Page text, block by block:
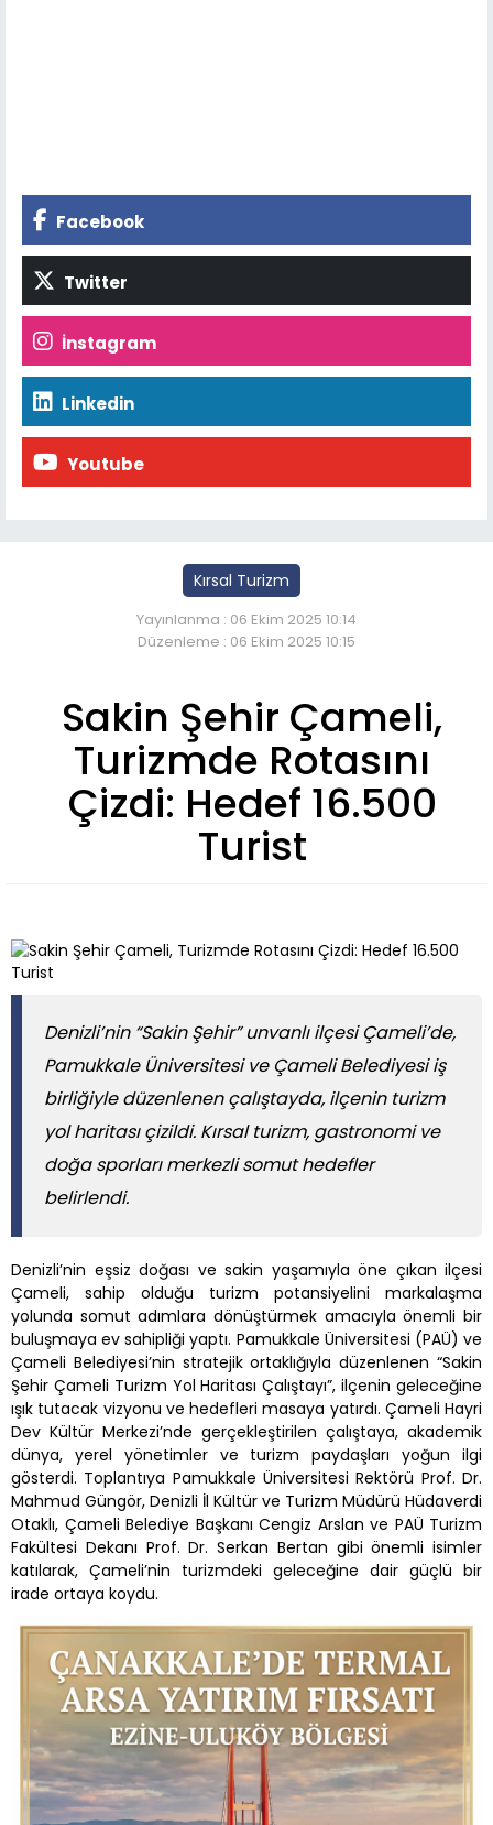
Facebook
Twitter
İnstagram
Linkedin
Youtube
Kırsal Turizm
Yayınlanma : 06 Ekim 2025 10:14
Düzenleme : 06 Ekim 2025 10:15
Sakin Şehir Çameli,
Turizmde Rotasını
Çizdi: Hedef 16.500
Turist
Denizli’nin “Sakin Şehir” unvanlı ilçesi Çameli’de,
Pamukkale Üniversitesi ve Çameli Belediyesi iş
birliğiyle düzenlenen çalıştayda, ilçenin turizm
yol haritası çizildi. Kırsal turizm, gastronomi ve
doğa sporları merkezli somut hedefler
belirlendi.
Denizli’nin eşsiz doğası ve sakin yaşamıyla öne çıkan ilçesi
Çameli, sahip olduğu turizm potansiyelini markalaşma
yolunda somut adımlara dönüştürmek amacıyla önemli bir
buluşmaya ev sahipliği yaptı. Pamukkale Üniversitesi (PAÜ) ve
Çameli Belediyesi’nin stratejik ortaklığıyla düzenlenen “Sakin
Şehir Çameli Turizm Yol Haritası Çalıştayı”, ilçenin geleceğine
ışık tutacak vizyonu ve hedefleri masaya yatırdı. Çameli Hayri
Dev Kültür Merkezi’nde gerçekleştirilen çalıştaya, akademik
dünya, yerel yönetimler ve turizm paydaşları yoğun ilgi
gösterdi. Toplantıya Pamukkale Üniversitesi Rektörü Prof. Dr.
Mahmud Güngör, Denizli İl Kültür ve Turizm Müdürü Hüdaverdi
Otaklı, Çameli Belediye Başkanı Cengiz Arslan ve PAÜ Turizm
Fakültesi Dekanı Prof. Dr. Serkan Bertan gibi önemli isimler
katılarak, Çameli’nin turizmdeki geleceğine dair güçlü bir
irade ortaya koydu.